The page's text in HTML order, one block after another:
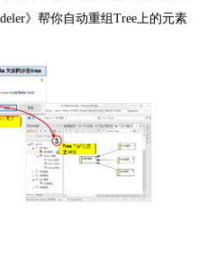
》帮你自动重组Tree上的元素